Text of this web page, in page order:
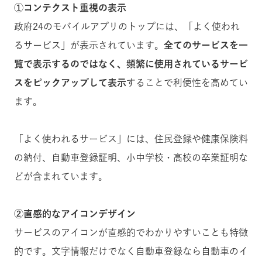
①コンテクスト重視の表示
政府24のモバイルアプリのトップには、「よく使われ
るサービス」が表示されています。 全てのサービスを一
覧で表示するのではなく、頻繁に使用されているサービ
スをピックアップして表示することで利便性を高めてい
ます。
「よく使われるサービス」には、住民登録や健康保険料
の納付、自動車登録証明、小中学校・高校の卒業証明な
どが含まれています。
②直感的なアイコンデザイン
サービスのアイコンが直感的でわかりやすいことも特徴
的です。文字情報だけでなく自動車登録なら自動車のイ